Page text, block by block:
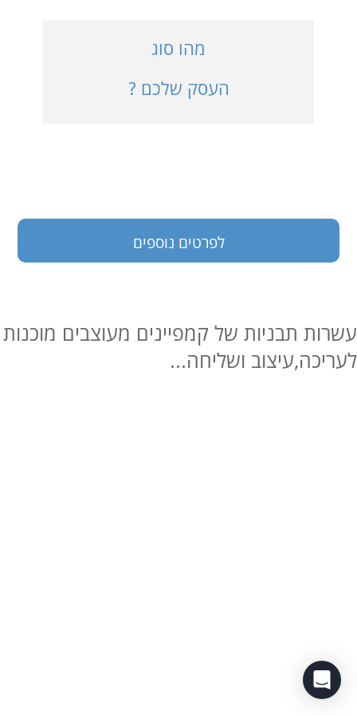
בעלי עסקים
לפרטים נוספים
מהו סוג
העסק שלכם ?
עשרות תבניות של קמפיינים מעוצבים מוכנות
לעריכה,עיצוב ושליחה...